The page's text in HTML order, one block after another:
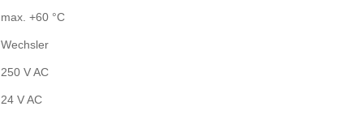
max. +60 °C
Wechsler
250 V AC
24 V AC